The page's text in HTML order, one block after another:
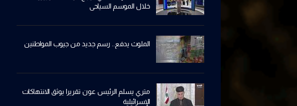
خلال الموسم السياحي
الملوث يدفع.. رسم جديد من جيوب المواطنين
متري يسلم الرئيس عون تقريرا يوثق الانتهاكات
الإسرائيلية